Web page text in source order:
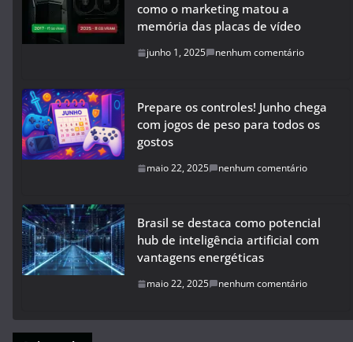
como o marketing matou a
memória das placas de vídeo
junho 1, 2025 nenhum comentário
Prepare os controles! Junho chega
com jogos de peso para todos os
gostos
maio 22, 2025 nenhum comentário
Brasil se destaca como potencial
hub de inteligência artificial com
vantagens energéticas
maio 22, 2025 nenhum comentário